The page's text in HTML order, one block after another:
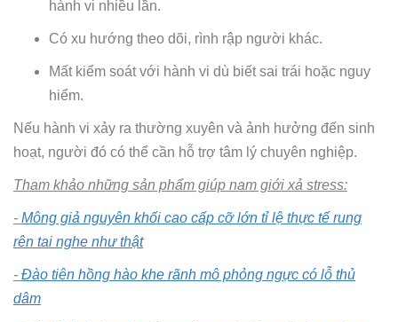
hành vi nhiều lần.
Có xu hướng theo dõi, rình rập người khác.
Mất kiểm soát với hành vi dù biết sai trái hoặc nguy
hiểm.
Nếu hành vi xảy ra thường xuyên và ảnh hưởng đến sinh
hoạt, người đó có thể cần hỗ trợ tâm lý chuyên nghiệp.
Tham khảo những sản phẩm giúp nam giới xả stress:
- Mông giả nguyên khối cao cấp cỡ lớn tỉ lệ thực tế rung
rên tai nghe như thật
- Đào tiên hồng hào khe rãnh mô phỏng ngực có lỗ thủ
dâm